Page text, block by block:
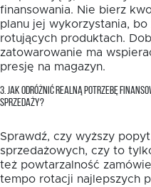
finansowania. Nie bierz
planu jej wykorzystania,
rotujących produktach.
zatowarowanie ma
presję na magazyn.
3. JAK ODRÓŻNIĆ REALNĄ POTRZEBĘ
SPRZEDAŻY?
Sprawdź, czy wyższy
sprzedażowych, czy to
też powtarzalność
tempo rotacji najlepszych